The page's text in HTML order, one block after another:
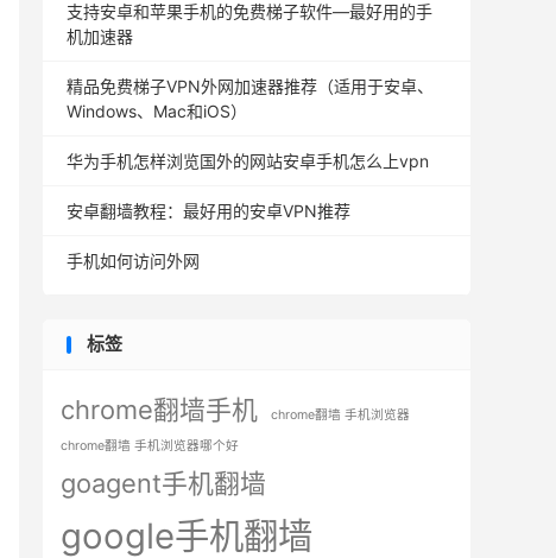
支持安卓和苹果手机的免费梯子软件—最好用的手
机加速器
精品免费梯子VPN外网加速器推荐（适用于安卓、
Windows、Mac和iOS）
华为手机怎样浏览国外的网站安卓手机怎么上vpn
安卓翻墙教程：最好用的安卓VPN推荐
手机如何访问外网
标签
chrome翻墙手机
chrome翻墙 手机浏览器
chrome翻墙 手机浏览器哪个好
goagent手机翻墙
google手机翻墙